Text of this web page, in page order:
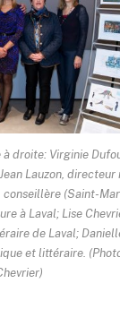
droite: Virginie
Lauzon, directeur
(Saint-
à Laval; Lise
de Laval;
et littéraire.